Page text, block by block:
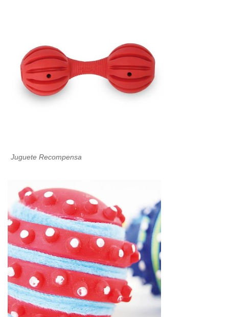
Juguete Recompensa